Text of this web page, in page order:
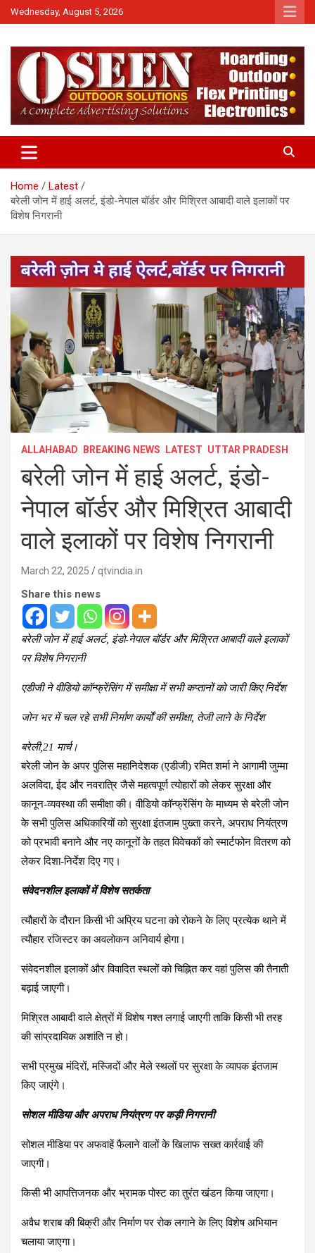
Skip
to
Wednesday, August 5, 2026
QTv India
Home
Latest
बरेली जोन में हाई अलर्ट, इंडो-नेपाल बॉर्डर और मिश्रित आबादी वाले इलाकों पर
विशेष निगरानी
ALLAHABAD BREAKING NEWS LATEST UTTAR PRADESH
बरेली जोन में हाई अलर्ट, इंडो-
नेपाल बॉर्डर और मिश्रित आबादी
वाले इलाकों पर विशेष निगरानी
March 22, 2025 qtvindia.in
Share this news
बरेली जोन में हाई अलर्ट, इंडो-नेपाल बॉर्डर और मिश्रित आबादी वाले इलाकों
पर विशेष निगरानी
एडीजी ने वीडियो कॉन्फ्रेंसिंग में समीक्षा में सभी कप्तानों को जारी किए निर्देश
जोन भर में चल रहे सभी निर्माण कार्यों की समीक्षा, तेजी लाने के निर्देश
बरेली,21 मार्च।
बरेली जोन के अपर पुलिस महानिदेशक (एडीजी) रमित शर्मा ने आगामी जुम्मा
अलविदा, ईद और नवरात्रि जैसे महत्वपूर्ण त्योहारों को लेकर सुरक्षा और
कानून-व्यवस्था की समीक्षा की। वीडियो कॉन्फ्रेंसिंग के माध्यम से बरेली जोन
के सभी पुलिस अधिकारियों को सुरक्षा इंतजाम पुख्ता करने, अपराध नियंत्रण
को प्रभावी बनाने और नए कानूनों के तहत विवेचकों को स्मार्टफोन वितरण को
लेकर दिशा-निर्देश दिए गए।
संवेदनशील इलाकों में विशेष सतर्कता
त्यौहारों के दौरान किसी भी अप्रिय घटना को रोकने के लिए प्रत्येक थाने में
त्यौहार रजिस्टर का अवलोकन अनिवार्य होगा।
संवेदनशील इलाकों और विवादित स्थलों को चिह्नित कर वहां पुलिस की तैनाती
बढ़ाई जाएगी।
मिश्रित आबादी वाले क्षेत्रों में विशेष गश्त लगाई जाएगी ताकि किसी भी तरह
की सांप्रदायिक अशांति न हो।
सभी प्रमुख मंदिरों, मस्जिदों और मेले स्थलों पर सुरक्षा के व्यापक इंतजाम
किए जाएंगे।
सोशल मीडिया और अपराध नियंत्रण पर कड़ी निगरानी
सोशल मीडिया पर अफवाहें फैलाने वालों के खिलाफ सख्त कार्रवाई की
जाएगी।
किसी भी आपत्तिजनक और भ्रामक पोस्ट का तुरंत खंडन किया जाएगा।
अवैध शराब की बिक्री और निर्माण पर रोक लगाने के लिए विशेष अभियान
चलाया जाएगा।